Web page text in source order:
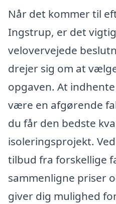
Når det kommer til
Ingstrup, er det
velovervejede
drejer sig om at
opgaven. At
være en afgørende
du får den bedste
isoleringsprojekt.
tilbud fra forskellige
sammenligne priser
giver dig mulighed